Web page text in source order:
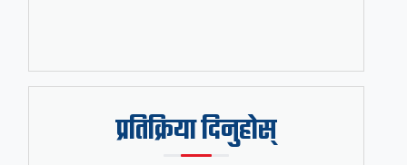
प्रतिक्रिया दिनुहोस्